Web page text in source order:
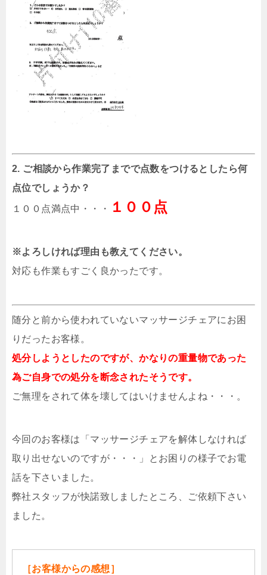
2. ご相談から作業完了までで点数をつけるとしたら何
点位でしょうか？
１００点満点中・・・ １００点
※よろしければ理由も教えてください。
対応も作業もすごく良かったです。
随分と前から使われていないマッサージチェアにお困
りだったお客様。
処分しようとしたのですが、かなりの重量物であった
為ご自身での処分を断念されたそうです。
ご無理をされて体を壊してはいけませんよね・・・。
今回のお客様は「マッサージチェアを解体しなければ
取り出せないのですが・・・」とお困りの様子でお電
話を下さいました。
弊社スタッフが快諾致しましたところ、ご依頼下さい
ました。
［お客様からの感想］